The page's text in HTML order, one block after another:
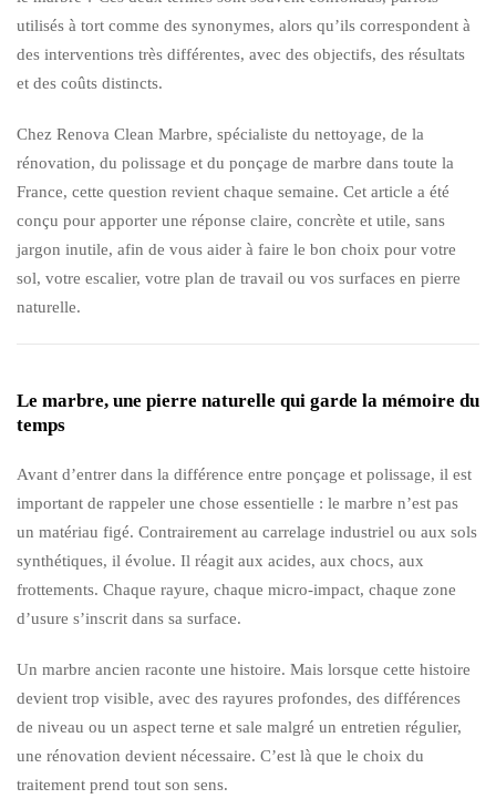
utilisés à tort comme des synonymes, alors qu’ils correspondent à
des interventions très différentes, avec des objectifs, des résultats
et des coûts distincts.
Chez Renova Clean Marbre, spécialiste du nettoyage, de la
rénovation, du polissage et du ponçage de marbre dans toute la
France, cette question revient chaque semaine. Cet article a été
conçu pour apporter une réponse claire, concrète et utile, sans
jargon inutile, afin de vous aider à faire le bon choix pour votre
sol, votre escalier, votre plan de travail ou vos surfaces en pierre
naturelle.
Le marbre, une pierre naturelle qui garde la mémoire du
temps
Avant d’entrer dans la différence entre ponçage et polissage, il est
important de rappeler une chose essentielle : le marbre n’est pas
un matériau figé. Contrairement au carrelage industriel ou aux sols
synthétiques, il évolue. Il réagit aux acides, aux chocs, aux
frottements. Chaque rayure, chaque micro-impact, chaque zone
d’usure s’inscrit dans sa surface.
Un marbre ancien raconte une histoire. Mais lorsque cette histoire
devient trop visible, avec des rayures profondes, des différences
de niveau ou un aspect terne et sale malgré un entretien régulier,
une rénovation devient nécessaire. C’est là que le choix du
traitement prend tout son sens.